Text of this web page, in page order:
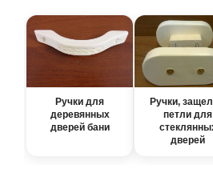
Ручки для
деревянных
дверей бани
Ручки,
петли для
дверей